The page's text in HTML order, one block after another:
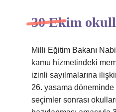
30 Ekim
Milli Eğitim Bakanı Nabi
kamu hizmetindeki
izinli sayılmalarına
26. yasama döneminde
seçimler sonrası